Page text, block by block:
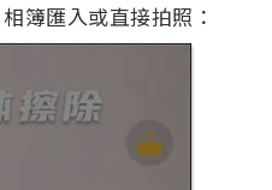
簿匯入或直接拍照：